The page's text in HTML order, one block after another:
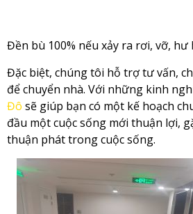
Đền bù 100% nếu xảy ra rơi, vỡ, hư
Đặc biệt, chúng tôi hỗ trợ tư vấn,
để chuyển nhà. Với những kinh
Đô sẽ giúp bạn có một kế hoạch
đầu một cuộc sống mới thuận lợi,
thuận phát trong cuộc sống.